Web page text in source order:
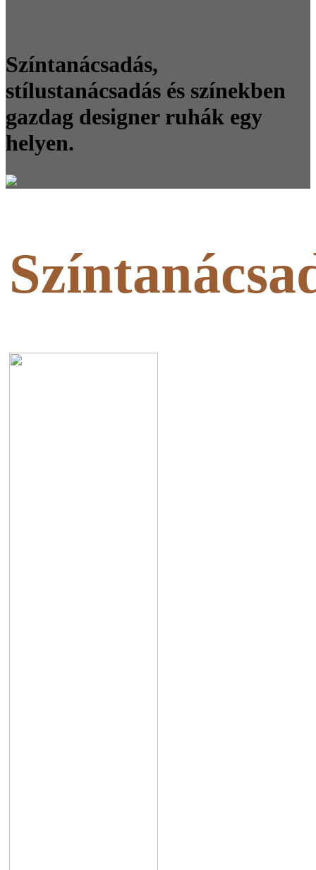
Színtanácsadás,
stílustanácsadás és színekben
gazdag designer ruhák egy
helyen.